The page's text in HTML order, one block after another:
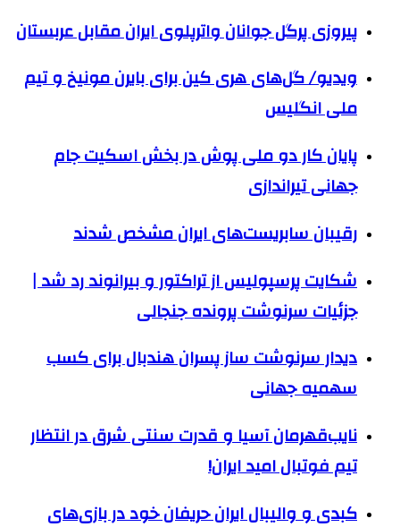
پیروزی پرگل جوانان واترپلوی ایران مقابل عربستان
ویدیو/ گل‌های هری‌ کین برای بایرن مونیخ و تیم
ملی انگلیس
پایان کار دو ملی پوش در بخش اسکیت جام
جهانی تیراندازی
رقیبان سابریست‌های ایران مشخص شدند
شکایت پرسپولیس از تراکتور و بیرانوند رد شد |
جزئیات سرنوشت پرونده جنجالی
دیدار سرنوشت ساز پسران هندبال برای کسب
سهمیه جهانی
نایب‌قهرمان آسیا و قدرت سنتی شرق در انتظار
تیم فوتبال امید ایران!
کبدی و والیبال ایران حریفان خود در بازی‌های